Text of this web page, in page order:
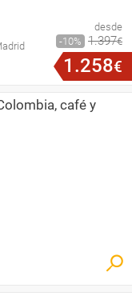
desde
10
1.397€
1 .258€
café y